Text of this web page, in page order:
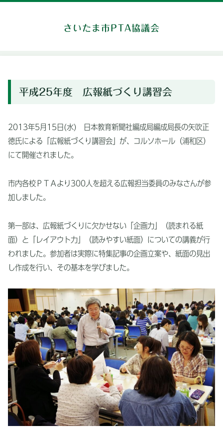
さいたま市PTA協議会
平成25年度 広報紙づくり講習会
2013年5月15日(水) 日本教育新聞社編成局編成局長の矢吹正
徳氏による「広報紙づくり講習会」が、コルソホール（浦和区）
にて開催されました。
市内各校ＰＴＡより300人を超える広報担当委員のみなさんが参
加しました。
第一部は、広報紙づくりに欠かせない「企画力」（読まれる紙
面）と「レイアウト力」（読みやすい紙面）についての講義が行
われました。参加者は実際に特集記事の企画立案や、紙面の見出
し作成を行い、その基本を学びました。